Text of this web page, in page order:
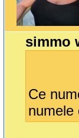
simmo
Ce
numele